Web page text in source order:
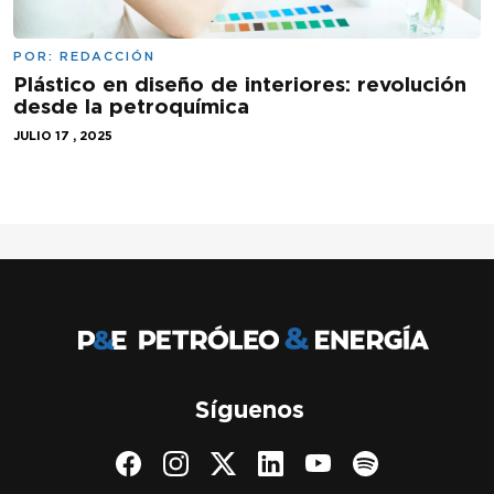
POR: REDACCIÓN
Plástico en diseño de interiores: revolución
desde la petroquímica
JULIO 17 , 2025
Síguenos